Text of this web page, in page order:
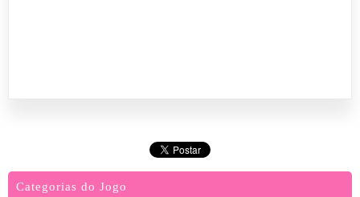
Categorias do Jogo